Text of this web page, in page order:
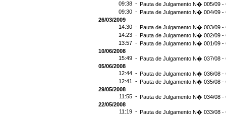
09:38 - Pauta de Julgamento N� 005/09 -
09:30 - Pauta de Julgamento N� 004/09 -
26/03/2009
14:30 - Pauta de Julgamento N� 003/09 -
14:23 - Pauta de Julgamento N� 002/09 -
13:57 - Pauta de Julgamento N� 001/09 -
10/06/2008
15:49 - Pauta de Julgamento N� 037/08 -
05/06/2008
12:44 - Pauta de Julgamento N� 036/08 -
12:41 - Pauta de Julgamento N� 035/08 -
29/05/2008
11:55 - Pauta de Julgamento N� 034/08 -
22/05/2008
11:19 - Pauta de Julgamento N� 033/08 -